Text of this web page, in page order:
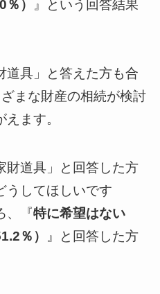
）
』という回答結果
道具」と答えた方も合
まな財産の相続が検討
ます。
財道具」と回答した方
うしてほしいです
、『特に希望はない
％）
』と回答した方